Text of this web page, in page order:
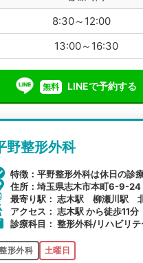
8:30～12:00
13:00～16:30
無料 LINEで予約する
野整形外科
特徴：平野整形外科は休日の診
住所：埼玉県志木市本町6-9-24
最寄り駅： 志木駅 柳瀬川駅
アクセス： 志木駅 から徒歩11分
診療科目： 整形外科/リハビリ
形外科 土曜日